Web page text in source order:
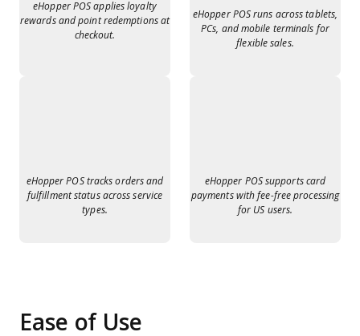
eHopper POS applies loyalty
rewards and point redemptions at
checkout.
eHopper POS runs across tablets,
PCs, and mobile terminals for
flexible sales.
eHopper POS tracks orders and
fulfillment status across service
types.
eHopper POS supports card
payments with fee-free processing
for US users.
Ease of Use